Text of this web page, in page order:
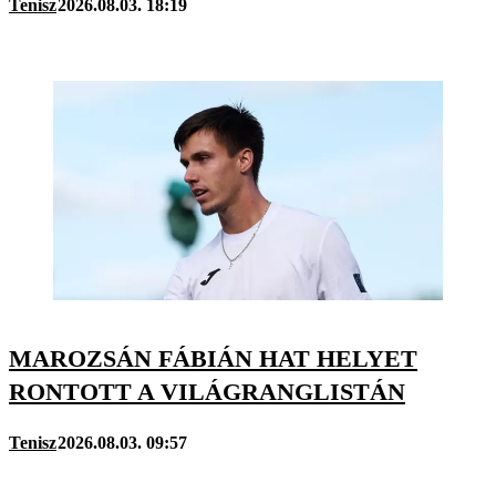
Tenisz2026.08.03. 18:19
MAROZSÁN FÁBIÁN HAT HELYET
RONTOTT A VILÁGRANGLISTÁN
Tenisz2026.08.03. 09:57